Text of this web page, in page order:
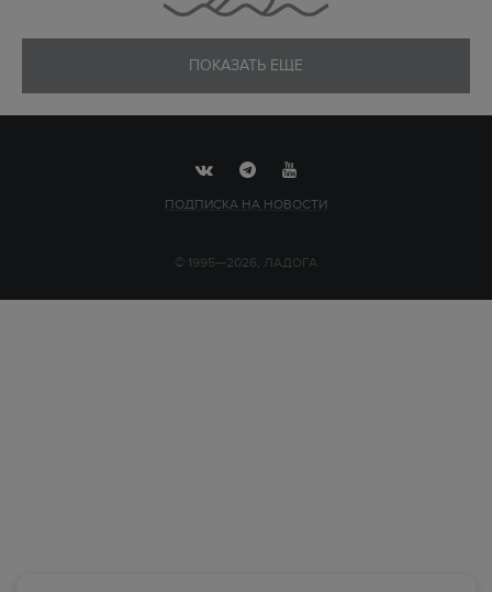
ПОКАЗАТЬ ЕЩЕ
ПОДПИСКА НА НОВОСТИ
© 1995—2026, ЛАДОГА